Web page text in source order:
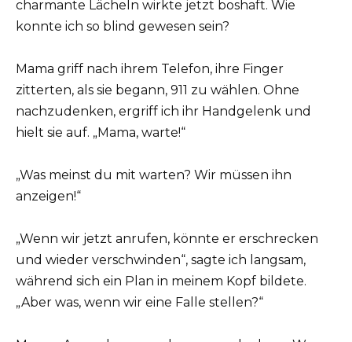
charmante Lächeln wirkte jetzt boshaft. Wie
konnte ich so blind gewesen sein?
Mama griff nach ihrem Telefon, ihre Finger
zitterten, als sie begann, 911 zu wählen. Ohne
nachzudenken, ergriff ich ihr Handgelenk und
hielt sie auf. „Mama, warte!“
„Was meinst du mit warten? Wir müssen ihn
anzeigen!“
„Wenn wir jetzt anrufen, könnte er erschrecken
und wieder verschwinden“, sagte ich langsam,
während sich ein Plan in meinem Kopf bildete.
„Aber was, wenn wir eine Falle stellen?“